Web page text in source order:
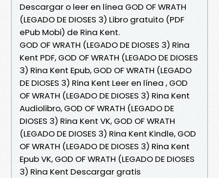
Descargar o leer en línea GOD OF WRATH
(LEGADO DE DIOSES 3) Libro gratuito (PDF
ePub Mobi) de Rina Kent.
GOD OF WRATH (LEGADO DE DIOSES 3) Rina
Kent PDF, GOD OF WRATH (LEGADO DE DIOSES
3) Rina Kent Epub, GOD OF WRATH (LEGADO
DE DIOSES 3) Rina Kent Leer en línea , GOD
OF WRATH (LEGADO DE DIOSES 3) Rina Kent
Audiolibro, GOD OF WRATH (LEGADO DE
DIOSES 3) Rina Kent VK, GOD OF WRATH
(LEGADO DE DIOSES 3) Rina Kent Kindle, GOD
OF WRATH (LEGADO DE DIOSES 3) Rina Kent
Epub VK, GOD OF WRATH (LEGADO DE DIOSES
3) Rina Kent Descargar gratis